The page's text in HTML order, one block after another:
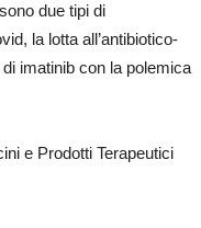
due tipi di
la lotta all’antibiotico-
imatinib con la polemica
e Prodotti Terapeutici